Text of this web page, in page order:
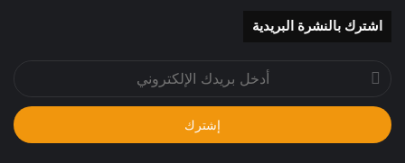
اشترك بالنشرة البريدية
أدخل
بريدك
الإلكتروني